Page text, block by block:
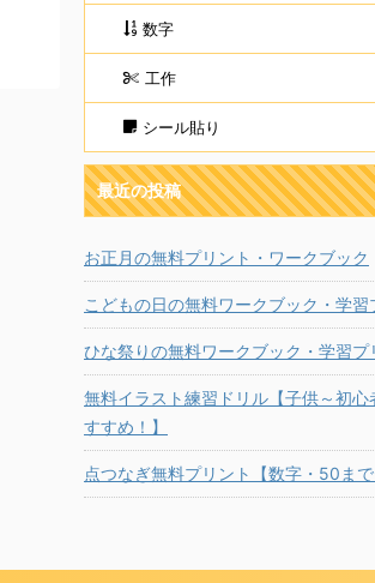
数字
工作
シール貼り
最近の投稿
お正月の無料プリント・ワークブック
こどもの日の無料ワークブック・学習
ひな祭りの無料ワークブック・学習プ
無料イラスト練習ドリル【子供～初心
すすめ！】
点つなぎ無料プリント【数字・50まで